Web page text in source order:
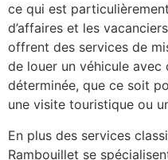
ce qui est
d’affaires et les
offrent des services de
de louer un véhicule
déterminée, que ce soit
une visite touristique ou
En plus des services
Rambouillet se